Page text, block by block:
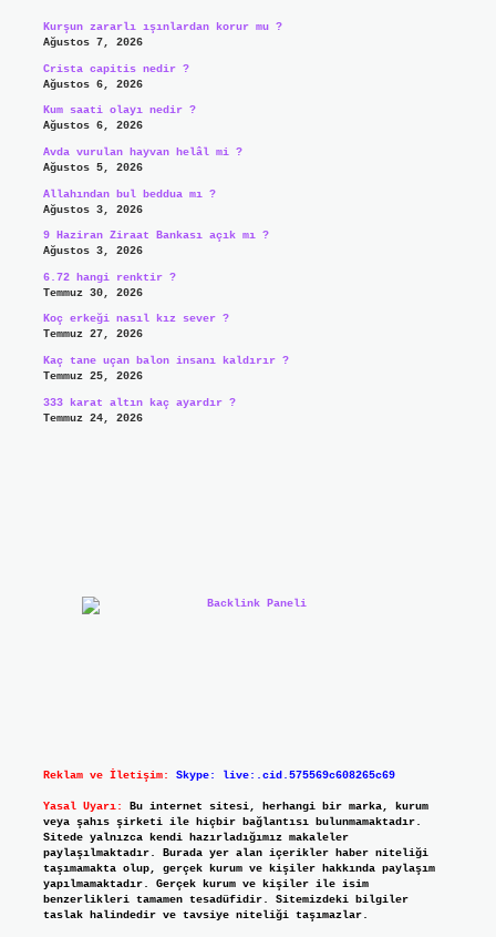
Kurşun zararlı ışınlardan korur mu ?
Ağustos 7, 2026
Crista capitis nedir ?
Ağustos 6, 2026
Kum saati olayı nedir ?
Ağustos 6, 2026
Avda vurulan hayvan helâl mi ?
Ağustos 5, 2026
Allahından bul beddua mı ?
Ağustos 3, 2026
9 Haziran Ziraat Bankası açık mı ?
Ağustos 3, 2026
6.72 hangi renktir ?
Temmuz 30, 2026
Koç erkeği nasıl kız sever ?
Temmuz 27, 2026
Kaç tane uçan balon insanı kaldırır ?
Temmuz 25, 2026
333 karat altın kaç ayardır ?
Temmuz 24, 2026
Reklam ve İletişim: Skype: live:.cid.575569c608265c69
Yasal Uyarı:
Bu internet sitesi, herhangi bir marka, kurum
veya şahıs şirketi ile hiçbir bağlantısı bulunmamaktadır.
Sitede yalnızca kendi hazırladığımız makaleler
paylaşılmaktadır. Burada yer alan içerikler haber niteliği
taşımamakta olup, gerçek kurum ve kişiler hakkında paylaşım
yapılmamaktadır. Gerçek kurum ve kişiler ile isim
benzerlikleri tamamen tesadüfidir. Sitemizdeki bilgiler
taslak halindedir ve tavsiye niteliği taşımazlar.